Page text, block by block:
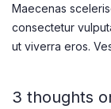
Maecenas
consectetur
ut viverra eros.
3 thoughts